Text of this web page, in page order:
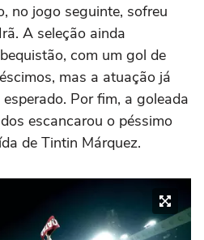
no jogo seguinte, sofreu
A seleção ainda
com um gol de
mas a atuação já
Por fim, a goleada
escancarou o péssimo
de Tintin Márquez.